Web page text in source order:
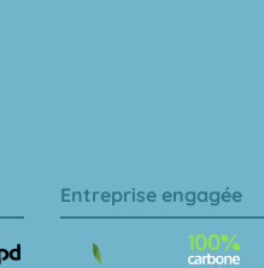
Entreprise engagée